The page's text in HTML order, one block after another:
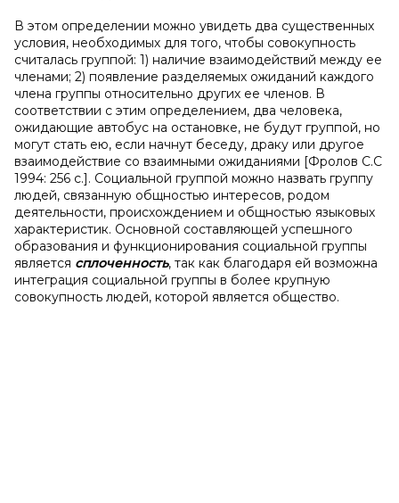
В этом определении можно увидеть два существенных
условия, необходимых для того, чтобы совокупность
считалась группой: 1) наличие взаимодействий между ее
членами; 2) появление разделяемых ожиданий каждого
члена группы относительно других ее членов. В
соответствии с этим определением, два человека,
ожидающие автобус на остановке, не будут группой, но
могут стать ею, если начнут беседу, драку или другое
взаимодействие со взаимными ожиданиями [Фролов С.С
1994: 256 с.]. Социальной группой можно назвать группу
людей, связанную общностью интересов, родом
деятельности, происхождением и общностью языковых
характеристик. Основной составляющей успешного
образования и функционирования социальной группы
является сплоченность, так как благодаря ей возможна
интеграция социальной группы в более крупную
совокупность людей, которой является общество.